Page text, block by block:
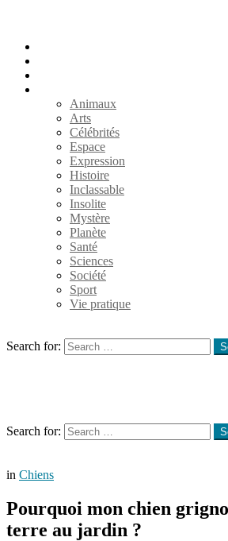
Animaux
Arts
Célébrités
Espace
Expression
Histoire
Inclassable
Insolite
Mystère
Planète
Santé
Sciences
Société
Sport
Vie pratique
Search for:
Search for:
in Chiens
Pourquoi mon chien
terre au jardin ?